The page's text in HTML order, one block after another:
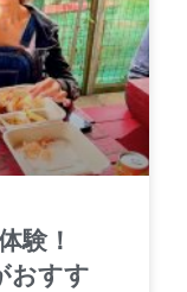
験！
おすす